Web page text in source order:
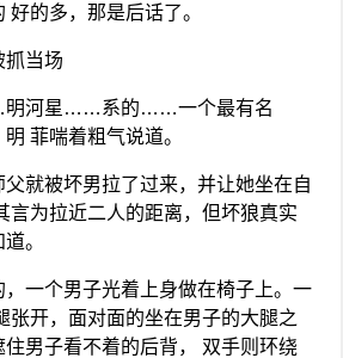
的多，那是后话了。
抓当场
明河星……系的……一个最有名
菲喘着粗气说道。
就被坏男拉了过来，并让她坐在自
言为拉近二人的距离，但坏狼真实
。
一个男子光着上身做在椅子上。一
张开，面对面的坐在男子的大腿之
住男子看不着的后背， 双手则环绕